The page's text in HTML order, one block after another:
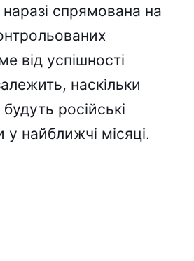
наразі спрямована на
від успішності
наскільки
російські
у найближчі місяці.